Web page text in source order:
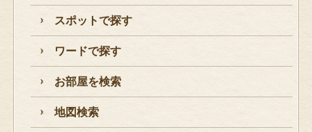
スポットで探す
ワードで探す
お部屋を検索
地図検索